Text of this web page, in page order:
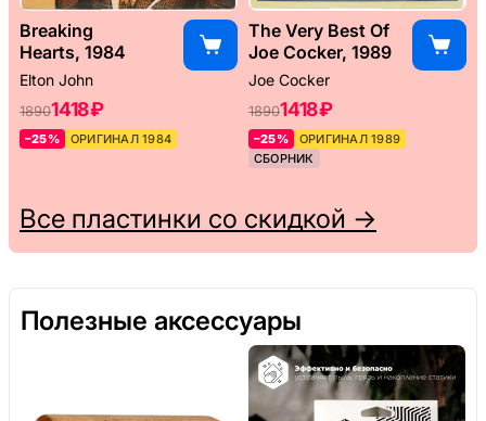
Breaking
Hearts, 1984
Elton John
18901418 ₽
–25% ОРИГИНАЛ 1984
The Very Best Of
Joe Cocker, 1989
Joe Cocker
18901418 ₽
–25%
ОРИГИНАЛ 1989
СБОРНИК
Все пластинки со скидкой →
Полезные аксессуары